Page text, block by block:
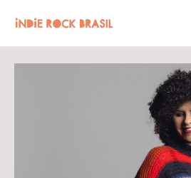
para
o
conteúdo